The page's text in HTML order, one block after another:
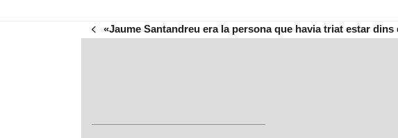
previous
«Jaume Santandreu era la persona que havia triat estar dins